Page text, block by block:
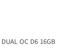
OC D6 16GB